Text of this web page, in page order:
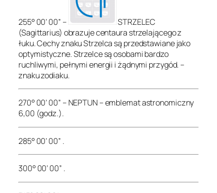
255° 00’ 00” –
STRZELEC
(Sagittarius) obrazuje centaura strzelającego z
łuku. Cechy znaku Strzelca są przedstawiane jako
optymistyczne. Strzelce są osobami bardzo
ruchliwymi, pełnymi energii i żądnymi przygód. –
znaku zodiaku.
270° 00’ 00” – NEPTUN – emblemat astronomiczny
6,00 (godz.).
285° 00’ 00” .
300° 00’ 00” .